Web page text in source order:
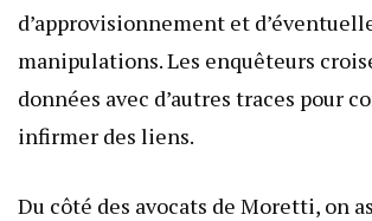
d’approvisionnement et
manipulations. Les enquêteurs
données avec d’autres traces pour
infirmer des liens.
Du côté des avocats de Moretti, on